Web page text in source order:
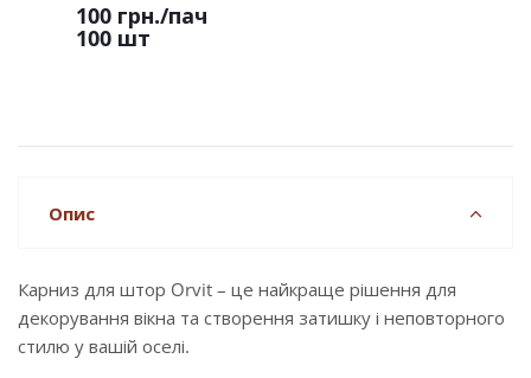
100 грн./пач
100 шт
Опис
Карниз для штор Orvit – це найкраще рішення для
декорування вікна та створення затишку і неповторного
стилю у вашій оселі.